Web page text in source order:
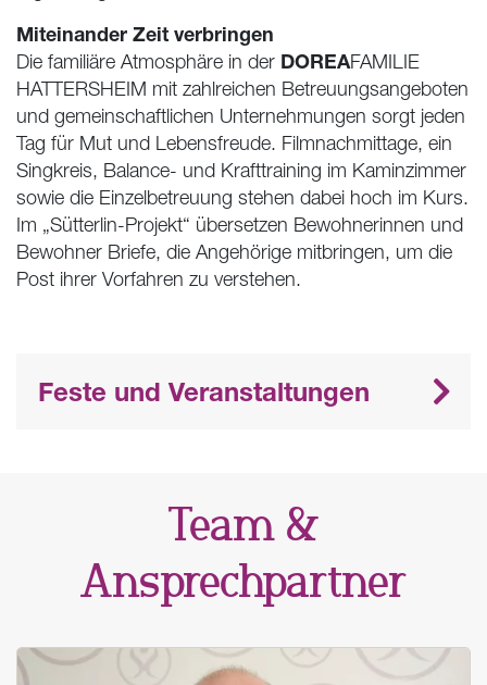
Miteinander Zeit verbringen
Die familiäre Atmosphäre in der DOREAFAMILIE
HATTERSHEIM mit zahlreichen Betreuungsangeboten
und gemeinschaftlichen Unternehmungen sorgt jeden
Tag für Mut und Lebensfreude. Filmnachmittage, ein
Singkreis, Balance- und Krafttraining im Kaminzimmer
sowie die Einzelbetreuung stehen dabei hoch im Kurs.
Im „Sütterlin-Projekt“ übersetzen Bewohnerinnen und
Bewohner Briefe, die Angehörige mitbringen, um die
Post ihrer Vorfahren zu verstehen.
Feste und Veranstaltungen
Team &
Ansprechpartner